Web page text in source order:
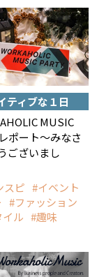
ティブな１日
MUSIC
ポート〜みなさ
ございまし
スピ
イベント
ファッション
ル
趣味